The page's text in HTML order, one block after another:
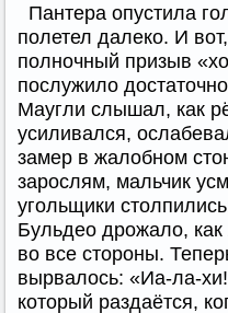
Пантера опустила
полетел далеко. И
полночный призыв
послужило
Маугли слышал, как
усиливался,
замер в жалобном
зарослям, мальчик
угольщики
Бульдео дрожало, как
во все стороны.
вырвалось: «Иа-ла-
который раздаётся,